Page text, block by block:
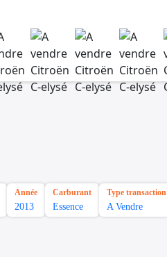
Année
2013
Carburant
Essence
Type transaction
A Vendre